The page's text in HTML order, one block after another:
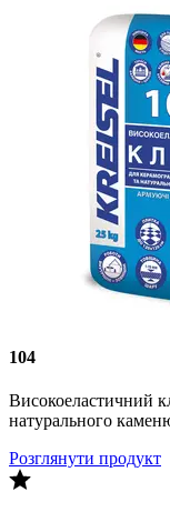
104
Високоеластичний
натурального
Розглянути продукт